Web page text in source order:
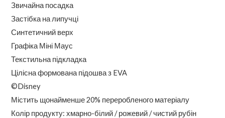
Звичайна посадка
Застібка на липучці
Синтетичний верх
Графіка Міні Маус
Текстильна підкладка
Цілісна формована підошва з EVA
©Disney
Містить щонайменше 20% переробленого матеріалу
Колір продукту: хмарно-білий / рожевий / чистий рубін